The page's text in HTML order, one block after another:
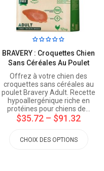
BRAVERY : Croquettes Chien
Sans Céréales Au Poulet
Offrez à votre chien des
croquettes sans céréales au
poulet Bravery Adult. Recette
hypoallergénique riche en
protéines pour chiens de…
$35.72 – $91.32
CHOIX DES OPTIONS